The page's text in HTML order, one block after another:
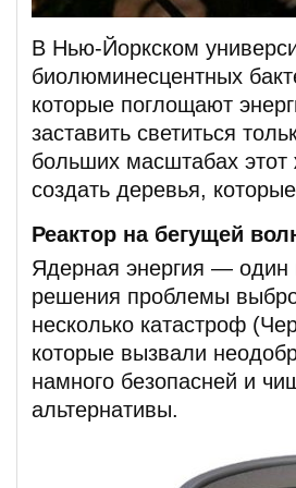
В Нью-Йоркском
биолюминесцентных
которые поглощают
заставить светиться
больших масштабах
создать деревья,
Реактор на бегущей
Ядерная энергия —
решения проблемы
несколько катастроф
которые вызвали
намного безопасней и
альтернативы.